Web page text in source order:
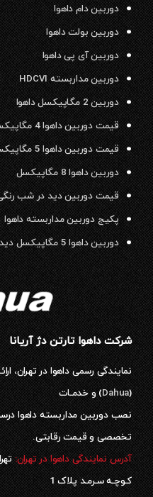
دوربین دام داهوا
دوربین بولت داهوا
دوربین آی پی داهوا
دوربین مداربسته HDCVI
دوربین 2 مگاپیکسل داهوا
قیمت دوربین داهوا 4 مگاپیکسل
قیمت دوربین داهوا 5 مگاپیکسل
دوربین داهوا 8 مگاپیکسل
قیمت دوربین دید در شب
پکیج دوربین مداربسته داهوا
دوربین داهوا 5 مگاپیکسل دید در شب رنگی
شرکت داهوا تارتن دژ آریانا
نمایندگی رسمی داهوا در تهران،
(
Dahua) و خدمـات
نصب دوربین مداربسته داهوا
تخصصی و قیمت رقابتی.
آدرس نمایندگی داهوا در تهران:
کـوچـه سـرمـد پلاک 1